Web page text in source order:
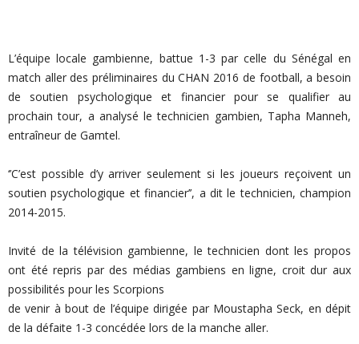
L’équipe locale gambienne, battue 1-3 par celle du Sénégal en
match aller des préliminaires du CHAN 2016 de football, a besoin
de soutien psychologique et financier pour se qualifier au
prochain tour, a analysé le technicien gambien, Tapha Manneh,
entraîneur de Gamtel.
‘’C’est possible d’y arriver seulement si les joueurs reçoivent un
soutien psychologique et financier’’, a dit le technicien, champion
2014-2015.
Invité de la télévision gambienne, le technicien dont les propos
ont été repris par des médias gambiens en ligne, croit dur aux
possibilités pour les Scorpions
de venir à bout de l’équipe dirigée par Moustapha Seck, en dépit
de la défaite 1-3 concédée lors de la manche aller.